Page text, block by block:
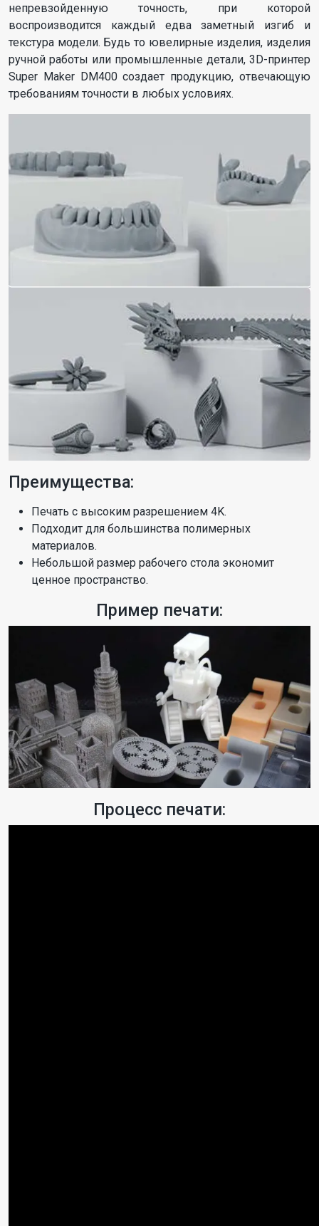
непревзойденную точность, при которой
воспроизводится каждый едва заметный изгиб и
текстура модели. Будь то ювелирные изделия, изделия
ручной работы или промышленные детали, 3D-принтер
Super Maker DM400 создает продукцию, отвечающую
требованиям точности в любых условиях.
Преимущества:
Печать с высоким разрешением 4K.
Подходит для большинства полимерных
материалов.
Небольшой размер рабочего стола экономит
ценное пространство.
Пример печати:
Процесс печати: